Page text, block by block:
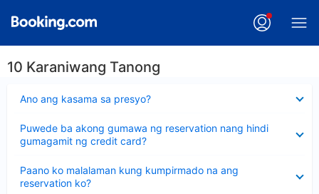
10 Karaniwang Tanong
Ano ang kasama sa presyo?
ang
Puwede ba akong gumawa ng reservation nang hindi
gumagamit ng credit card?
ang
sagot
Paano ko malalaman kung kumpirmado na ang
reservation ko?
ang
sagot